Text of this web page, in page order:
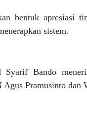
bentuk apresiasi
sistem.
Syarif Bando
Agus Pramusinto